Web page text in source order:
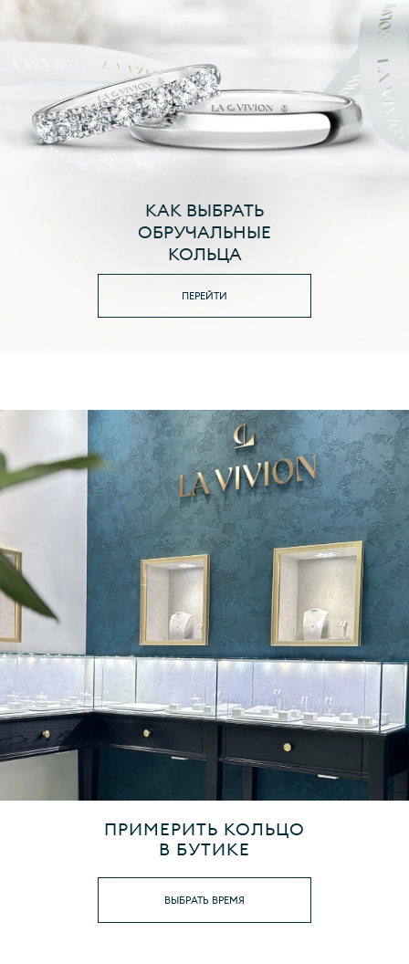
КАК ВЫБРАТЬ
ОБРУЧАЛЬНЫЕ
КОЛЬЦА
ПЕРЕЙТИ
ПРИМЕРИТЬ КОЛЬЦО
В БУТИКЕ
ВЫБРАТЬ ВРЕМЯ